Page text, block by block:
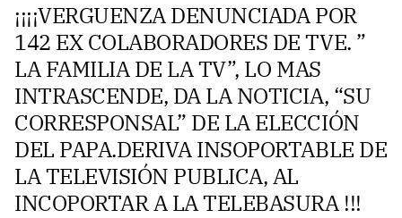
¡¡¡¡VERGUENZA DENUNCIADA POR
142 EX COLABORADORES DE TVE. ”
LA FAMILIA DE LA TV”, LO MAS
INTRASCENDE, DA LA NOTICIA, “SU
CORRESPONSAL” DE LA ELECCIÓN
DEL PAPA.DERIVA INSOPORTABLE DE
LA TELEVISIÓN PUBLICA, AL
INCOPORTAR A LA TELEBASURA !!!